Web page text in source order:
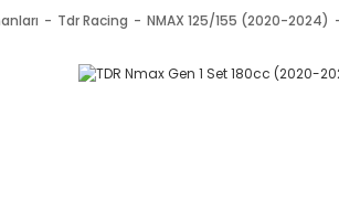
Tdr Racing NMAX 125/155 (2020-2024)